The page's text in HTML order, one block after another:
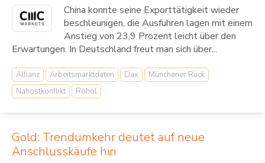
China konnte seine Exporttätigkeit wieder
beschleunigen, die Ausfuhren lagen mit einem
Anstieg von 23,9 Prozent leicht über den
Erwartungen. In Deutschland freut man sich über...
Allianz Arbeitsmarktdaten Dax
Münchener Rück
Nahostkonflikt
Rohöl
Gold: Trendumkehr deutet auf neue
Anschlusskäufe hin